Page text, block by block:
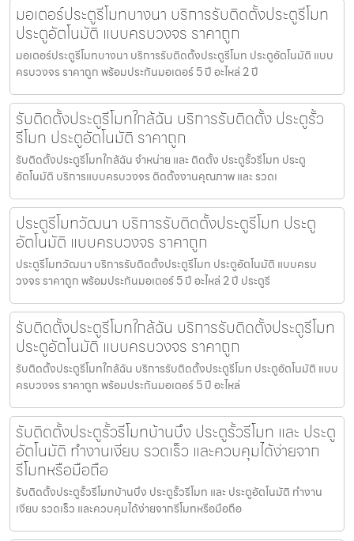
มอเตอร์ประตูรีโมทบางนา บริการรับติดตั้งประตูรีโมท
ประตูอัตโนมัติ แบบครบวงจร ราคาถูก
มอเตอร์ประตูรีโมทบางนา บริการรับติดตั้งประตูรีโมท ประตูอัตโนมัติ แบบ
ครบวงจร ราคาถูก พร้อมประกันมอเตอร์ 5 ปี อะไหล่ 2 ปี
รับติดตั้งประตูรีโมทใกล้ฉัน บริการรับติดตั้ง ประตูรั้ว
รีโมท ประตูอัตโนมัติ ราคาถูก
รับติดตั้งประตูรีโมทใกล้ฉัน จำหน่าย และ ติดตั้ง ประตูรั้วรีโมท ประตู
อัตโนมัติ บริการแบบครบวงจร ติดตั้งงานคุณภาพ และ รวดเ
ประตูรีโมทวัฒนา บริการรับติดตั้งประตูรีโมท ประตู
อัตโนมัติ แบบครบวงจร ราคาถูก
ประตูรีโมทวัฒนา บริการรับติดตั้งประตูรีโมท ประตูอัตโนมัติ แบบครบ
วงจร ราคาถูก พร้อมประกันมอเตอร์ 5 ปี อะไหล่ 2 ปี ประตูรี
รับติดตั้งประตูรีโมทใกล้ฉัน บริการรับติดตั้งประตูรีโมท
ประตูอัตโนมัติ แบบครบวงจร ราคาถูก
รับติดตั้งประตูรีโมทใกล้ฉัน บริการรับติดตั้งประตูรีโมท ประตูอัตโนมัติ แบบ
ครบวงจร ราคาถูก พร้อมประกันมอเตอร์ 5 ปี อะไหล่
รับติดตั้งประตูรั้วรีโมทบ้านบึง ประตูรั้วรีโมท และ ประตู
อัตโนมัติ ทำงานเงียบ รวดเร็ว และควบคุมได้ง่ายจาก
รีโมทหรือมือถือ
รับติดตั้งประตูรั้วรีโมทบ้านบึง ประตูรั้วรีโมท และ ประตูอัตโนมัติ ทำงาน
เงียบ รวดเร็ว และควบคุมได้ง่ายจากรีโมทหรือมือถือ